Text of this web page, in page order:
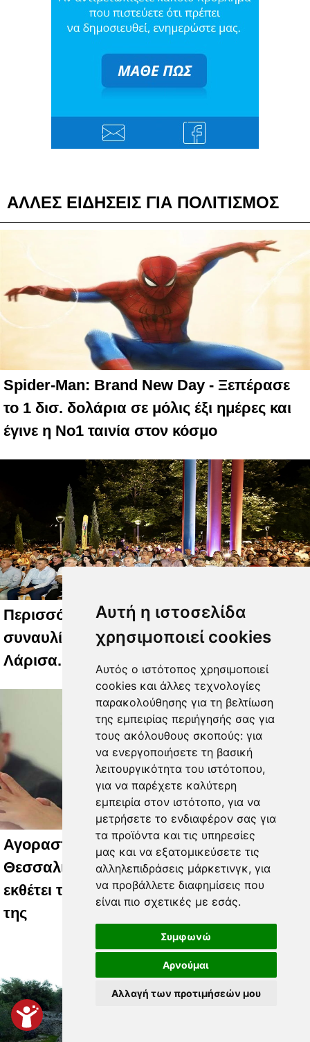
Αυτή η ιστοσελίδα
χρησιμοποιεί cookies
Αυτός ο ιστότοπος χρησιμοποιεί
cookies και άλλες τεχνολογίες
παρακολούθησης για τη βελτίωση
της εμπειρίας περιήγησής σας για
τους ακόλουθους σκοπούς: για
να ενεργοποιήσετε τη βασική
λειτουργικότητα του ιστότοπου,
για να παρέχετε καλύτερη
εμπειρία στον ιστότοπο, για να
μετρήσετε το ενδιαφέρον σας για
τα προϊόντα και τις υπηρεσίες
μας και να εξατομικεύσετε τις
αλληλεπιδράσεις μάρκετινγκ, για
να προβάλλετε διαφημίσεις που
είναι πιο σχετικές με εσάς.
Συμφωνώ
Αρνούμαι
Αλλαγή των προτιμήσεών μου
ΑΛΛΕΣ ΕΙΔΗΣΕΙΣ ΓΙΑ ΠΟΛΙΤΙΣΜΟΣ
Spider-Man: Brand New Day - Ξεπέρασε
το 1 δισ. δολάρια σε μόλις έξι ημέρες και
έγινε η Νο1 ταινία στον κόσμο
Περισσότεροι από 2.000 θεατές στη
συναυλία του Χρήστου Θηβαίου στη
Λάρισα.
Αγοραστός: Όταν η Περιφέρεια
Θεσσαλίας ξεχνά τον Μάνο Χατζιδάκι, δεν
εκθέτει τον Χατζιδάκι. Εκθέτει τον εαυτό
της